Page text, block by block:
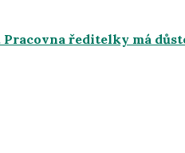
ředitelky má